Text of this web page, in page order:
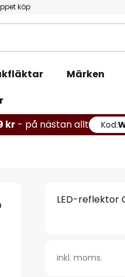
köp
Märken
kr - på nästan allt Kod:
LED-reflektor
inkl. moms.